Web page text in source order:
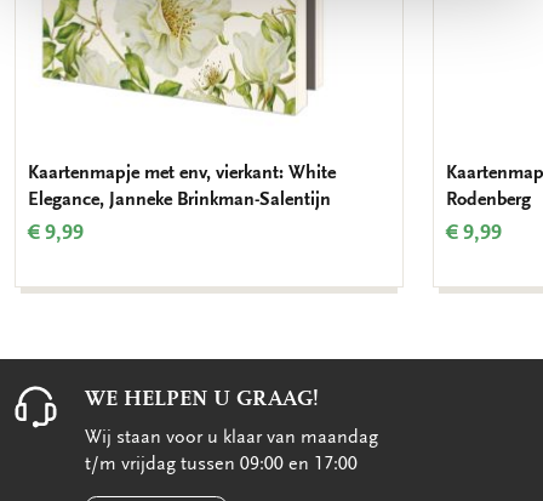
Kaartenmapje met env, vierkant: White
Elegance, Janneke Brinkman-Salentijn
€ 9,99
Rodenberg
€ 9,99
WE HELPEN U GRAAG!
Wij staan voor u klaar van maandag
t/m vrijdag tussen 09:00 en 17:00